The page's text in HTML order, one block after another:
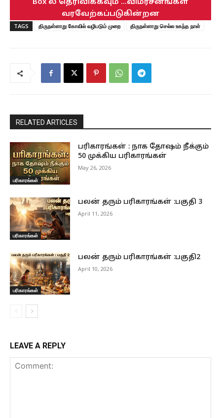
Box ல் தெரிவிக்கவும் ...விமர்சனங்கள்
வரவேற்கப்படுகின்றன
TAGS திருநள்ளாறு கோவில் வழிபடும் முறை திருநள்ளாறு செல்ல உகந்த நாள்
RELATED ARTICLES
பரிகாரங்கள்
பரிகாரங்கள் : நாக தோஷம் நீக்கும்
50 முக்கிய பரிகாரங்கள்
May 26, 2026
பரிகாரங்கள்
பலன் தரும் பரிகாரங்கள் :பகுதி 3
April 11, 2026
பரிகாரங்கள்
பலன் தரும் பரிகாரங்கள் :பகுதி2
April 10, 2026
LEAVE A REPLY